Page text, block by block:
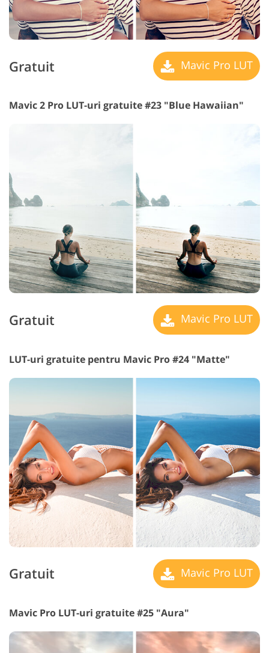
Gratuit Mavic Pro LUT
Mavic 2 Pro LUT-uri gratuite #23 "Blue Hawaiian"
Gratuit Mavic Pro LUT
LUT-uri gratuite pentru Mavic Pro #24 "Matte"
Gratuit Mavic Pro LUT
Mavic Pro LUT-uri gratuite #25 "Aura"